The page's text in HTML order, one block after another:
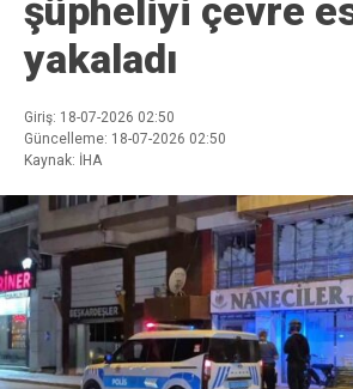
şüpheliyi çevre
yakaladı
Giriş: 18-07-2026 02:50
Güncelleme: 18-07-2026 02:50
Kaynak: İHA